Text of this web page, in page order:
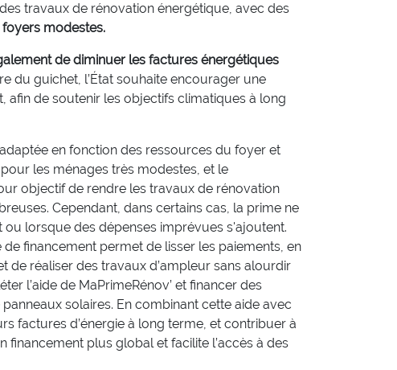
travaux de rénovation énergétique, avec des
modestes.
de diminuer les factures énergétiques
du guichet, l’État souhaite encourager une
de soutenir les objectifs climatiques à long
en fonction des ressources du foyer et
les ménages très modestes, et le
objectif de rendre les travaux de rénovation
Cependant, dans certains cas, la prime ne
lorsque des dépenses imprévues s'ajoutent.
financement permet de lisser les paiements, en
réaliser des travaux d’ampleur sans alourdir
l’aide de MaPrimeRénov’ et financer des
solaires. En combinant cette aide avec
factures d’énergie à long terme, et contribuer à
plus global et facilite l’accès à des